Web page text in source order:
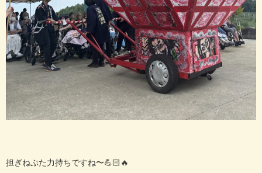
担ぎねぷた力持ちですね〜💪🏻🔥